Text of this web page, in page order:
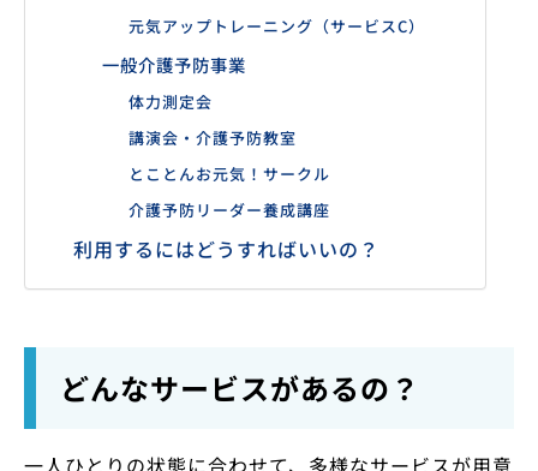
元気アップトレーニング（サービスC）
一般介護予防事業
体力測定会
講演会・介護予防教室
とことんお元気！サークル
介護予防リーダー養成講座
利用するにはどうすればいいの？
どんなサービスがあるの？
一人ひとりの状態に合わせて、多様なサービスが用意